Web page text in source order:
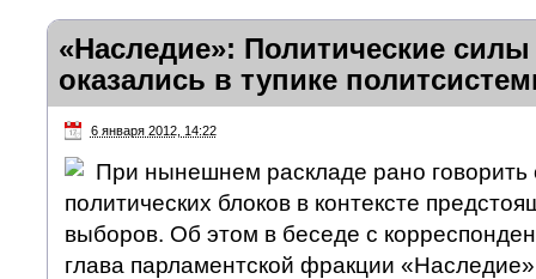
«Наследие»: Политические
оказались в тупике
6 января 2012, 14:22
При нынешнем раскладе рано
политических блоков в контексте
выборов. Об этом в беседе с
глава парламентской фракции